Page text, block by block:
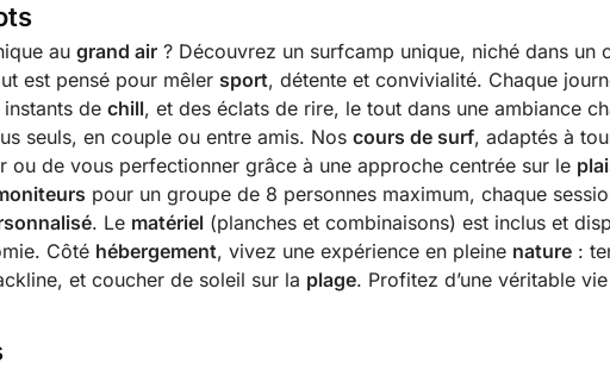
au grand air ? Découvrez un surfcamp unique, niché dans un
est pensé pour mêler sport, détente et convivialité. Chaque
de chill, et des éclats de rire, le tout dans une ambiance
seuls, en couple ou entre amis. Nos cours de surf, adaptés à
ou de vous perfectionner grâce à une approche centrée sur le
pour un groupe de 8 personnes maximum, chaque
. Le matériel (planches et combinaisons) est inclus et
Côté hébergement, vivez une expérience en pleine nature :
et coucher de soleil sur la plage. Profitez d’une véritable